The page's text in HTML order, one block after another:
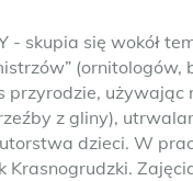
- skupia się wokół
przyrodzie, używając
z gliny),
dzieci. W
Krasnogrudzki.